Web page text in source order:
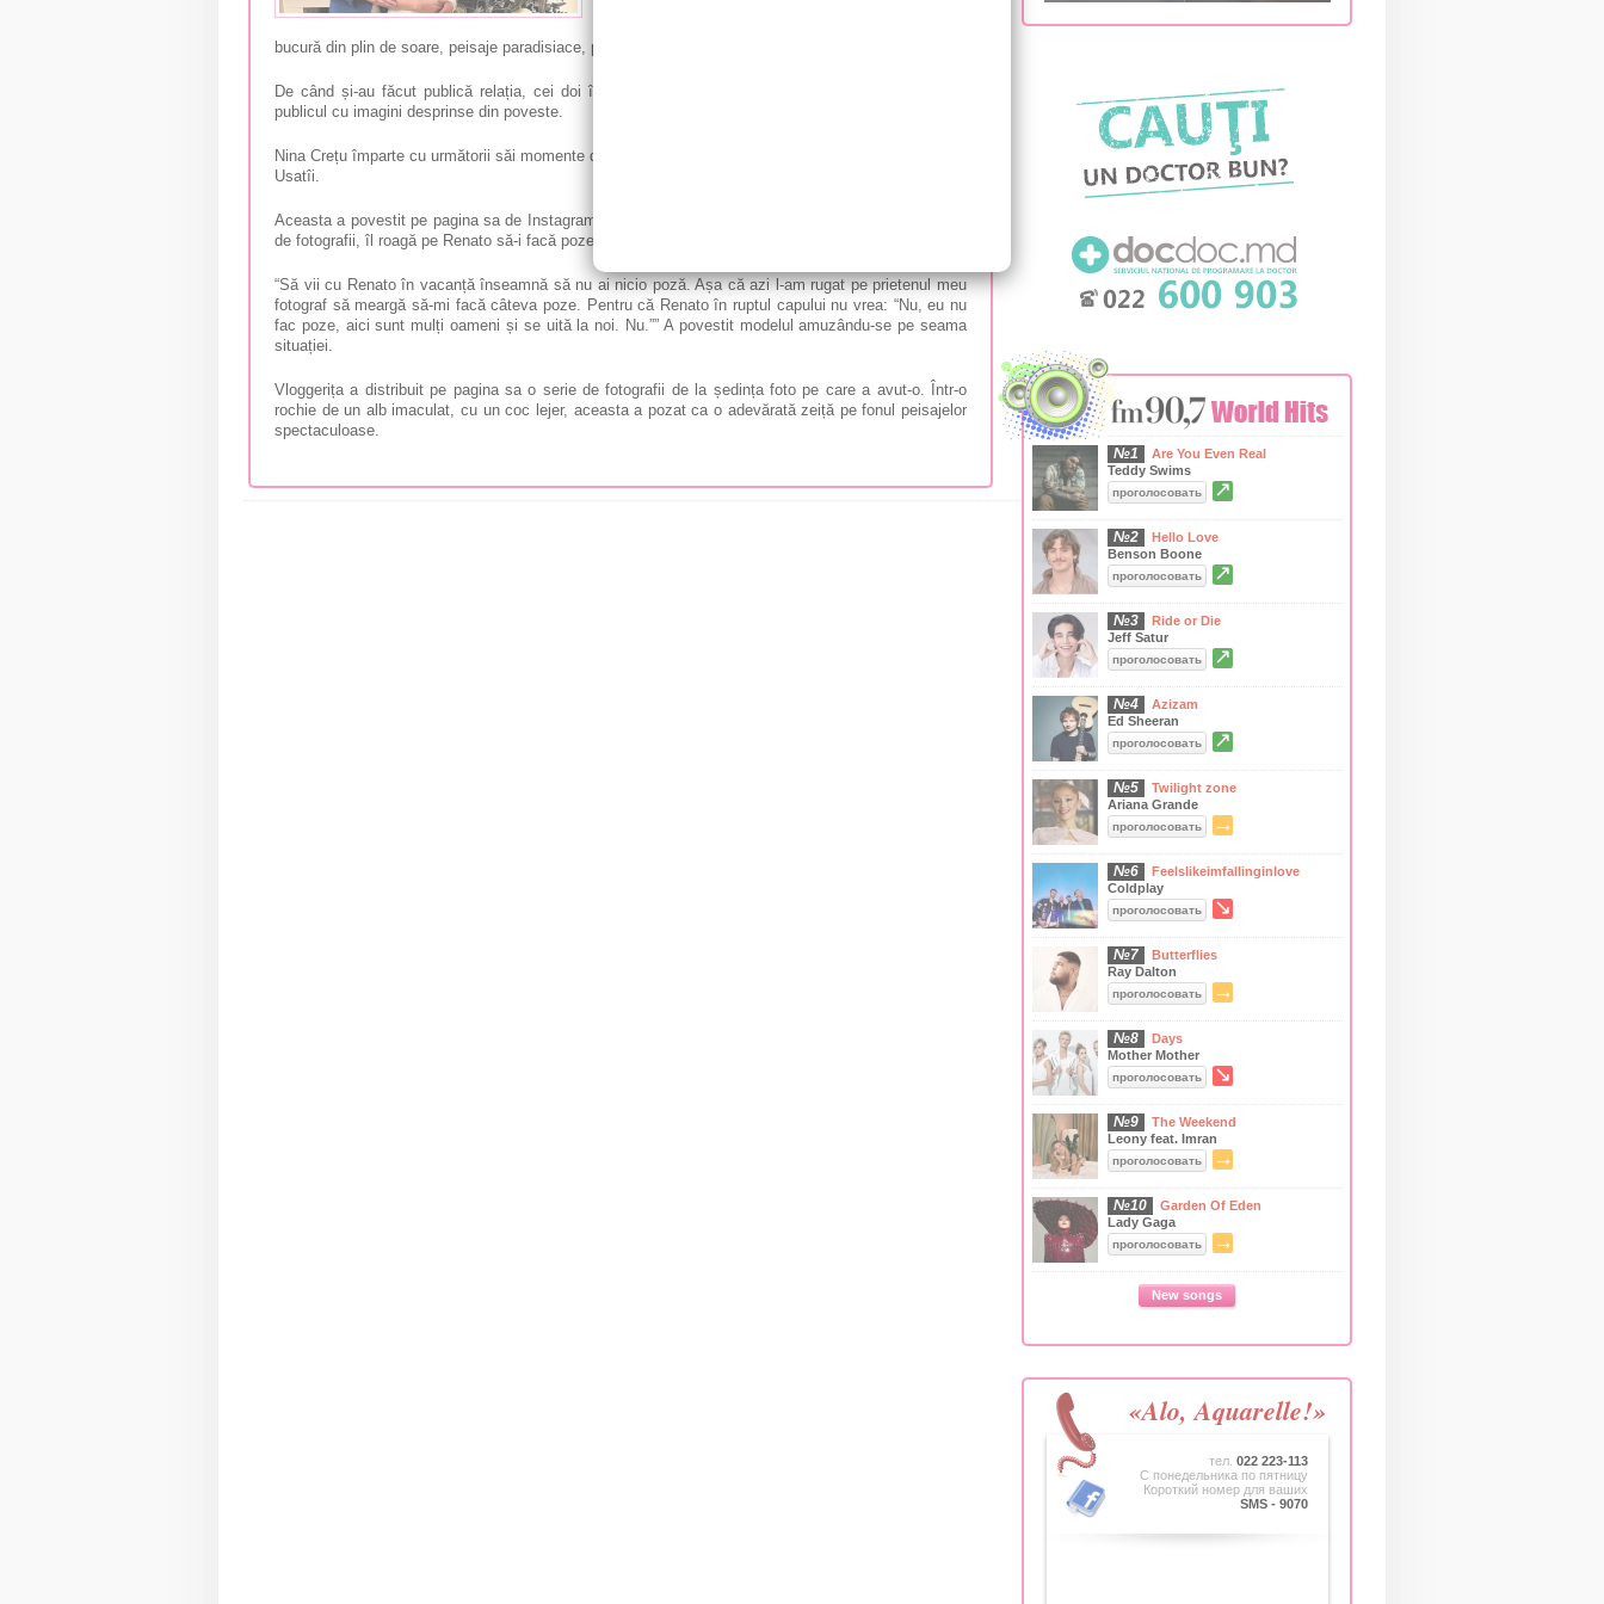
bucură din plin de soare, peisaje paradisiace, plaje cu ape azurii și nisip fin.
De când și-au făcut publică relația, cei doi își petrec majoritatea timpului împreună bucurându-și
publicul cu imagini desprinse din poveste.
Nina Crețu împarte cu următorii săi momente din vacanța de vis pe care o are cu iubitul său, Renato
Usatîi.
Aceasta a povestit pe pagina sa de Instagram o situație hazlie în care s-a pomenit. Fiind pasionată
de fotografii, îl roagă pe Renato să-i facă poze, acesta fiind uneori stânjenit de atenția celor din jur.
“Să vii cu Renato în vacanță înseamnă să nu ai nicio poză. Așa că azi l-am rugat pe prietenul meu
fotograf să meargă să-mi facă câteva poze. Pentru că Renato în ruptul capului nu vrea: “Nu, eu nu
fac poze, aici sunt mulți oameni și se uită la noi. Nu.”” A povestit modelul amuzându-se pe seama
situației.
Vloggerița a distribuit pe pagina sa o serie de fotografii de la ședința foto pe care a avut-o. Într-o
rochie de un alb imaculat, cu un coc lejer, aceasta a pozat ca o adevărată zeiță pe fonul peisajelor
spectaculoase.
№1
Are You Even Real
Teddy Swims
проголосовать ↗
№2
Hello Love
Benson Boone
проголосовать ↗
№3
Ride or Die
Jeff Satur
проголосовать ↗
№4
Azizam
Ed Sheeran
проголосовать ↗
№5
Twilight zone
Ariana Grande
проголосовать →
№6
Feelslikeimfallinginlove
Coldplay
проголосовать ↘
№7
Butterflies
Ray Dalton
проголосовать →
№8
Days
Mother Mother
проголосовать ↘
№9
The Weekend
Leony feat. Imran
проголосовать →
№10
Garden Of Eden
Lady Gaga
проголосовать →
New songs
«Alo, Aquarelle!»
тел. 022 223-113
C понедельника по пятницу
Короткий номер для ваших
SMS - 9070